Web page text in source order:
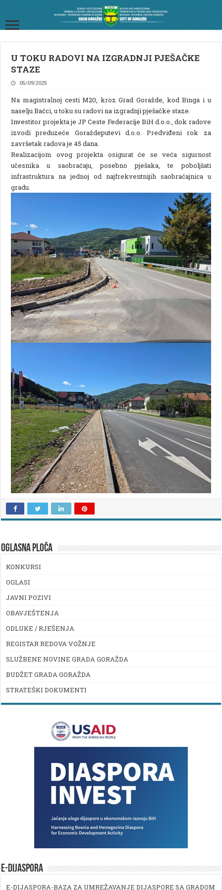
U TOKU RADOVI NA IZGRADNJI PJEŠAČKE
STAZE
05/09/2025
Na magistralnoj cesti M20, kroz Grad Goražde, kod Binga i u
naselju Baćci, u toku su radovi na izgradnji pješačke staze.
Investitor projekta je JP Ceste Federacije BiH d.o.o., dok radove
izvodi preduzeće Goraždeputevi d.o.o. Predviđeni rok za
završetak radova je 45 dana.
Realizacijom ovog projekta osigurat će se veća sigurnost
učesnika u saobraćaju, posebno pješaka, te poboljšati
infrastruktura na jednoj od najfrekventnijih saobraćajnica u
gradu.
OGLASNA PLOČA
KONKURSI
OGLASI
JAVNI POZIVI
OBAVJEŠTENJA
ODLUKE / RJEŠENJA
REGISTAR REDOVA VOŽNJE
SLUŽBENE NOVINE GRADA GORAŽDA
BUDŽET GRADA GORAŽDA
STRATEŠKI DOKUMENTI
E-DIJASPORA
E-DIJASPORA-BAZA ZA UMREŽAVANJE DIJASPORE SA GRADOM